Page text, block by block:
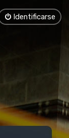
Identificarse